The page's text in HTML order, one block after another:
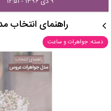
راهنمای انتخاب
دسته: جواهرات و ساعت